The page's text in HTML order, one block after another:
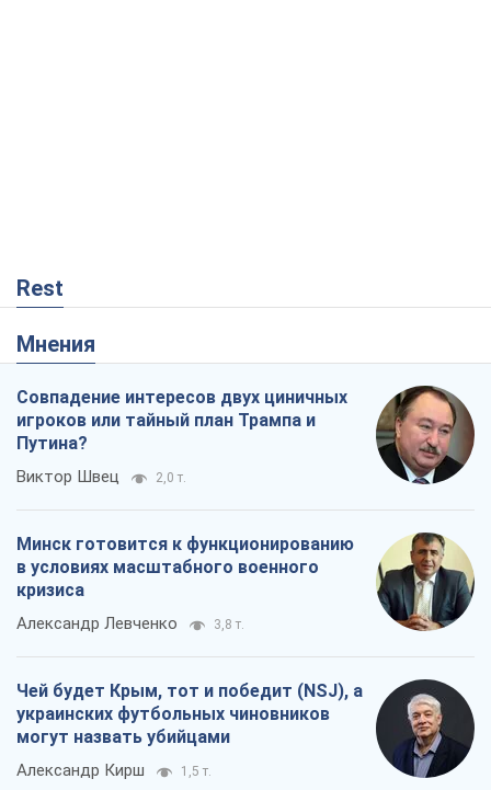
Rest
Мнения
Совпадение интересов двух циничных
игроков или тайный план Трампа и
Путина?
Виктор Швец 2,0 т.
Минск готовится к функционированию
в условиях масштабного военного
кризиса
Александр Левченко 3,8 т.
Чей будет Крым, тот и победит (NSJ), а
украинских футбольных чиновников
могут назвать убийцами
Александр Кирш 1,5 т.